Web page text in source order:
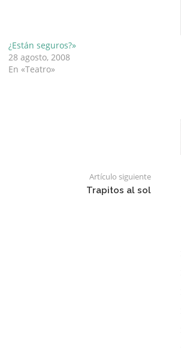
¿Están seguros?»
28 agosto, 2008
En «Teatro»
Artículo siguiente
Trapitos al sol